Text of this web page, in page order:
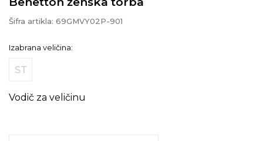
Šifra artikla: 69GMVY02P-901
Izabrana veličina:
ST
Vodič za veličinu